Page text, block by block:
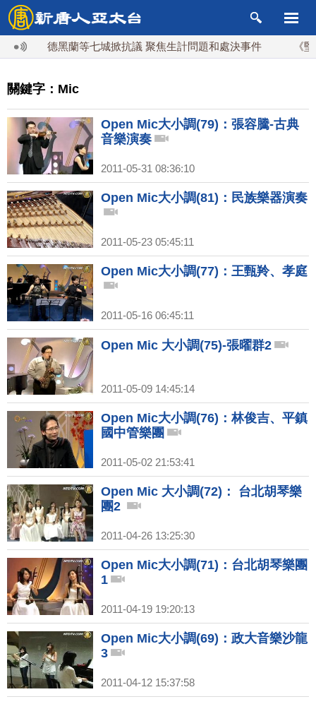
德黑蘭等七城掀抗議 聚焦生計問題和處決事件 《堅不可
關鍵字：Mic
Open Mic大小調(79)：張容騰-古典
音樂演奏
2011-05-31 08:36:10
Open Mic大小調(81)：民族樂器演奏
2011-05-23 05:45:11
Open Mic大小調(77)：王甄羚、孝庭
2011-05-16 06:45:11
Open Mic 大小調(75)-張曜群2
2011-05-09 14:45:14
Open Mic大小調(76)：林俊吉、平鎮
國中管樂團
2011-05-02 21:53:41
Open Mic 大小調(72)： 台北胡琴樂
團2
2011-04-26 13:25:30
Open Mic大小調(71)：台北胡琴樂團
1
2011-04-19 19:20:13
Open Mic大小調(69)：政大音樂沙龍
3
2011-04-12 15:37:58